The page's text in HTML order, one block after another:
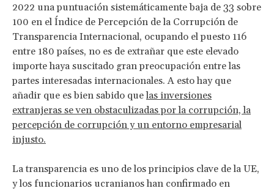
2022 una puntuación sistemáticamente baja de 33 sobre
100 en el Índice de Percepción de la Corrupción de
Transparencia Internacional, ocupando el puesto 116
entre 180 países, no es de extrañar que este elevado
importe haya suscitado gran preocupación entre las
partes interesadas internacionales. A esto hay que
añadir que es bien sabido quelas inversiones
extranjeras se ven obstaculizadas por la corrupción, la
percepción de corrupción y un entorno empresarial
injusto.
La transparencia es uno de los principios clave de la UE,
y los funcionarios ucranianos han confirmado en